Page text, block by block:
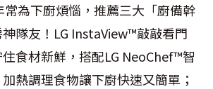
常為下廚煩惱，推薦三大「廚備幹
隊友！LG InstaView™敲敲看門
食材新鮮，搭配LG NeoChef™智
熱調理食物讓下廚快速又簡單；